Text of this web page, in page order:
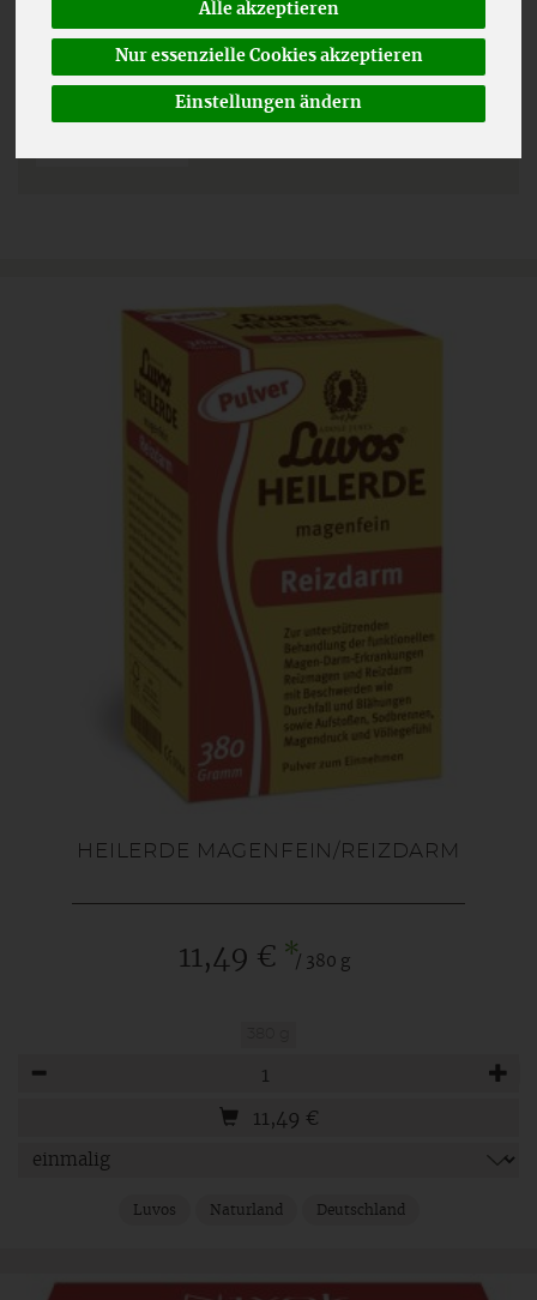
Alle akzeptieren
Nur essenzielle Cookies akzeptieren
Einstellungen ändern
Ernährung
HEILERDE MAGENFEIN/REIZDARM
11,49 € */ 380 g
11,49 €
Luvos Naturland Deutschland